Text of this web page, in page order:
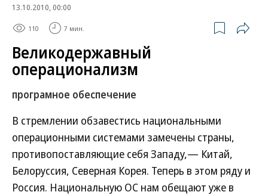
13.10.2010, 00:00
110 7 мин.
Великодержавный
операционализм
програмное обеспечение
В стремлении обзавестись национальными
операционными системами замечены страны,
противопоставляющие себя Западу,— Китай,
Белоруссия, Северная Корея. Теперь в этом ряду и
Россия. Национальную ОС нам обещают уже в